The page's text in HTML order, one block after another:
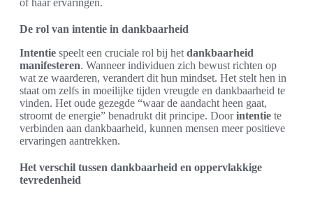
of haar ervaringen.
De rol van intentie in dankbaarheid
Intentie speelt een cruciale rol bij het dankbaarheid
manifesteren. Wanneer individuen zich bewust richten op
wat ze waarderen, verandert dit hun mindset. Het stelt hen in
staat om zelfs in moeilijke tijden vreugde en dankbaarheid te
vinden. Het oude gezegde “waar de aandacht heen gaat,
stroomt de energie” benadrukt dit principe. Doorintentie te
verbinden aan dankbaarheid, kunnen mensen meer positieve
ervaringen aantrekken.
Het verschil tussen dankbaarheid en oppervlakkige
tevredenheid